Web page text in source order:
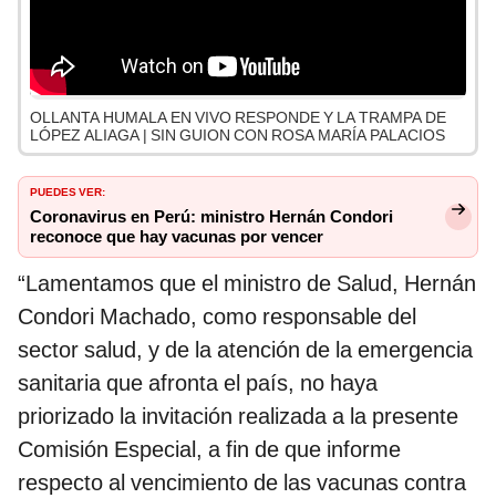
OLLANTA HUMALA EN VIVO RESPONDE Y LA TRAMPA DE
LÓPEZ ALIAGA | SIN GUION CON ROSA MARÍA PALACIOS
PUEDES VER:
Coronavirus en Perú: ministro Hernán Condori
reconoce que hay vacunas por vencer
“Lamentamos que el ministro de Salud, Hernán
Condori Machado, como responsable del
sector salud, y de la atención de la emergencia
sanitaria que afronta el país, no haya
priorizado la invitación realizada a la presente
Comisión Especial, a fin de que informe
respecto al vencimiento de las vacunas contra